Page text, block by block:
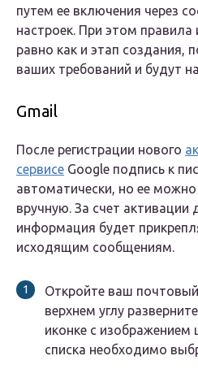
путем ее включения через
настроек. При этом
равно как и этап создания,
ваших требований и будут
Gmail
После регистрации нового
сервисе Google подпись к
автоматически, но ее
вручную. За счет
информация будет
исходящим сообщениям.
Откройте ваш
верхнем углу
иконке с изображением
списка необходимо